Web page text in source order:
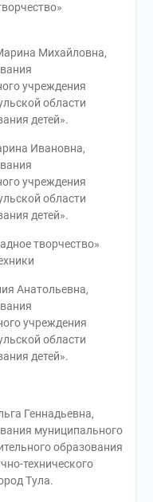
Михайловна,
учреждения
области
детей».
Ивановна,
учреждения
области
детей».
творчество»
Анатольевна,
учреждения
области
детей».
Геннадьевна,
муниципального
образования
технического
Тула.